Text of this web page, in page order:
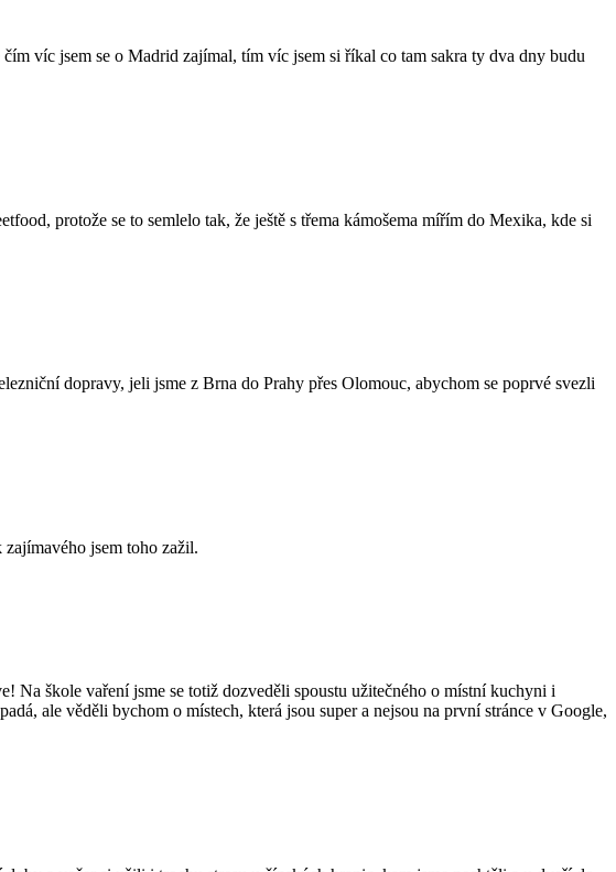
víc jsem se o Madrid zajímal, tím víc jsem si říkal co tam sakra ty dva dny budu
protože se to semlelo tak, že ještě s třema kámošema mířím do Mexika, kde si
dopravy, jeli jsme z Brna do Prahy přes Olomouc, abychom se poprvé svezli
jsem toho zažil.
Na škole vaření jsme se totiž dozveděli spoustu užitečného o místní kuchyni i
ale věděli bychom o místech, která jsou super a nejsou na první stránce v Google,